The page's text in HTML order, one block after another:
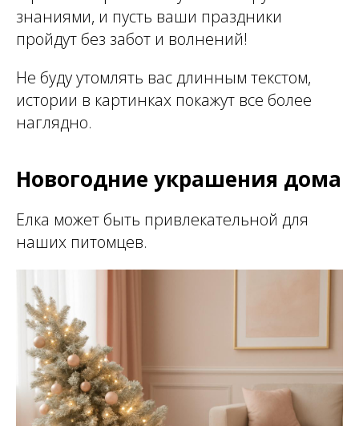
знаниями, и пусть ваши праздники
пройдут без забот и волнений!
Не буду утомлять вас длинным текстом,
истории в картинках покажут все более
наглядно.
Новогодние украшения дома
Елка может быть привлекательной для
наших питомцев.